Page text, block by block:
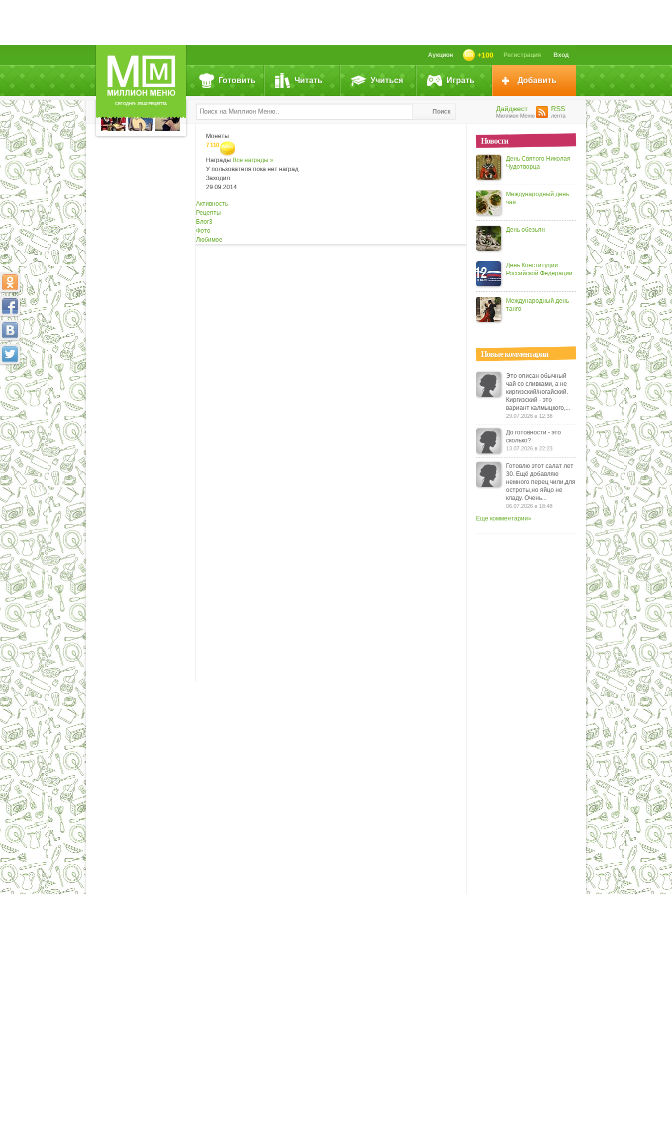
СЕГОДНЯ: 39142 РЕЦЕПТА
Вход
Регистрация
+100
Аукцион
Готовить Читать Учиться Играть Добавить
Поиск Дайджест
Миллион Меню
RSS
лента
Монеты
7 110
Награды Все награды »
У пользователя пока нет наград
Заходил
29.09.2014
Активность
Рецепты
Блог3
Фото
Любимое
Новости
День Святого Николая
Чудотворца
Международный день
чая
День обезьян
День Конституции
Российской Федерации
Международный день
танго
Новые комментарии
Это описан обычный
чай со сливками, а не
киргизский/ногайский.
Киргизский - это
вариант калмыцкого,...
29.07.2026 в 12:38
До готовности - это
сколько?
13.07.2026 в 22:23
Готовлю этот салат лет
30. Ещё добавляю
немного перец чили,для
остроты,но яйцо не
кладу. Очень...
06.07.2026 в 18:48
Еще комментарии»